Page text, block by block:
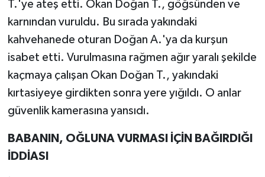
T.'ye ateş etti. Okan Doğan T., göğsünden ve
karnından vuruldu. Bu sırada yakındaki
kahvehanede oturan Doğan A.'ya da kurşun
isabet etti. Vurulmasına rağmen ağır yaralı şekilde
kaçmaya çalışan Okan Doğan T., yakındaki
kırtasiyeye girdikten sonra yere yığıldı. O anlar
güvenlik kamerasına yansıdı.
BABANIN, OĞLUNA VURMASI İÇİN BAĞIRDIĞI
İDDİASI